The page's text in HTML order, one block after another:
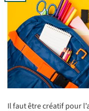
Il faut être créatif pour